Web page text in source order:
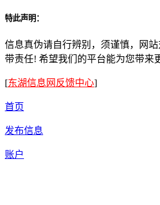
特此声明：
信息真伪请自行辨别，须谨慎，网
带责任! 希望我们的平台能为您带来
[东湖信息网反馈中心]
首页
发布信息
账户